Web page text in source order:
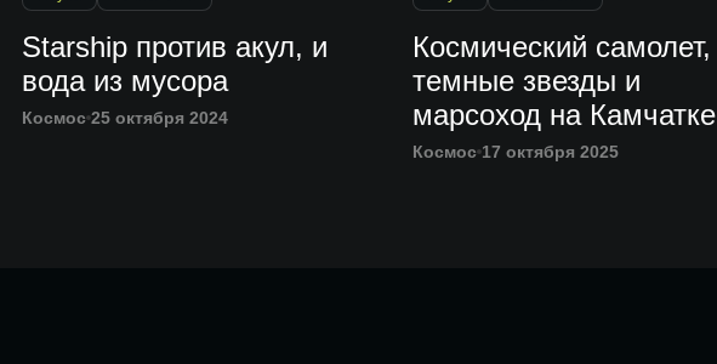
Starship против акул, и
вода из мусора
Космос 25 октября 2024
Космический самолет,
темные звезды и
марсоход на Камчатке
Космос 17 октября 2025